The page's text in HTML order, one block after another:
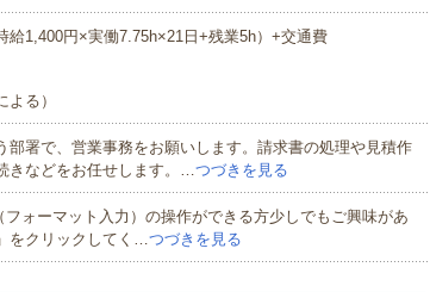
給1,400円×実働7.75h×21日+残業5h）+交通費
る）
部署で、営業事務をお願いします。請求書の処理や見積作
きなどをお任せします。…つづきを見る
ォーマット入力）の操作ができる方少しでもご興味があ
をクリックしてく…つづきを見る